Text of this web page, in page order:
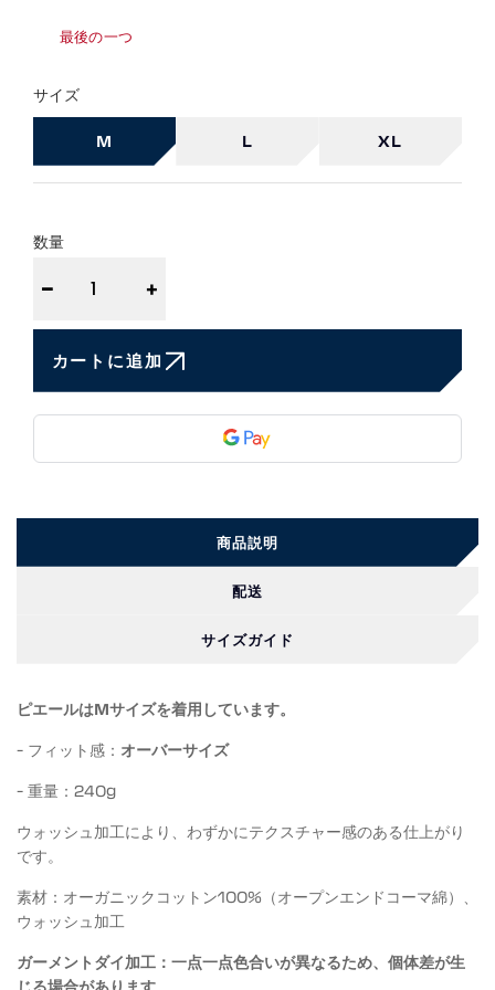
最後の一つ
サイズ
M L XL
数量
− +
カートに追加
商品説明
配送
サイズガイド
ピエールはMサイズを着用しています。
- フィット感： オーバーサイズ
- 重量：240g
ウォッシュ加工により、わずかにテクスチャー感のある仕上がり
です。
素材：オーガニックコットン100%（オープンエンドコーマ綿）、
ウォッシュ加工
ガーメントダイ加工：一点一点色合いが異なるため、個体差が生